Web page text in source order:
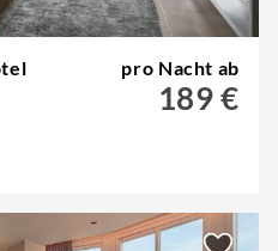
pro Nacht ab
189 €